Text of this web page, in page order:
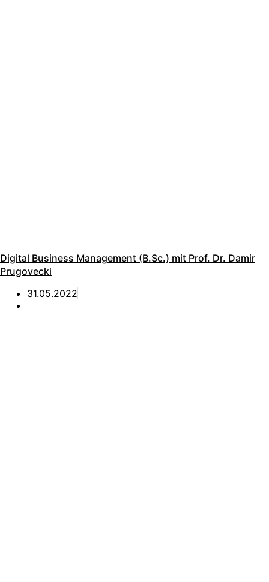
Digital Business Management (B.Sc.) mit Prof. Dr. Damir
Prugovecki
31.05.2022